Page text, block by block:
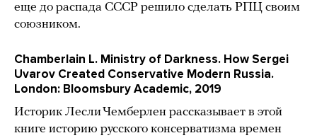
еще до распада СССР решило сделать РПЦ своим
союзником.
Chamberlain L. Ministry of Darkness. How Sergei
Uvarov Created Conservative Modern Russia.
London: Bloomsbury Academic, 2019
Историк Лесли Чемберлен рассказывает в этой
книге историю русского консерватизма времен